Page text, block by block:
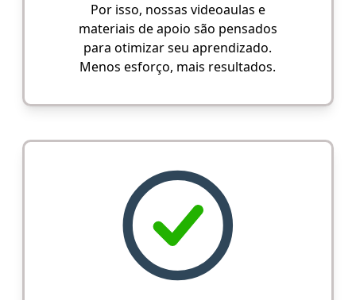
Por isso, nossas videoaulas e
materiais de apoio são pensados
para otimizar seu aprendizado.
Menos esforço, mais resultados.